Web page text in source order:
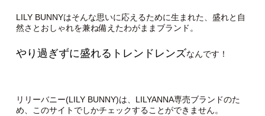
LILY BUNNYはそんな思いに応えるために生まれた、盛れと自
然さとおしゃれを兼ね備えたわがままブランド。
やり過ぎずに盛れるトレンドレンズなんです！
リリーバニー(LILY BUNNY)は、LILYANNA専売ブランドのた
め、このサイトでしかチェックすることができません。